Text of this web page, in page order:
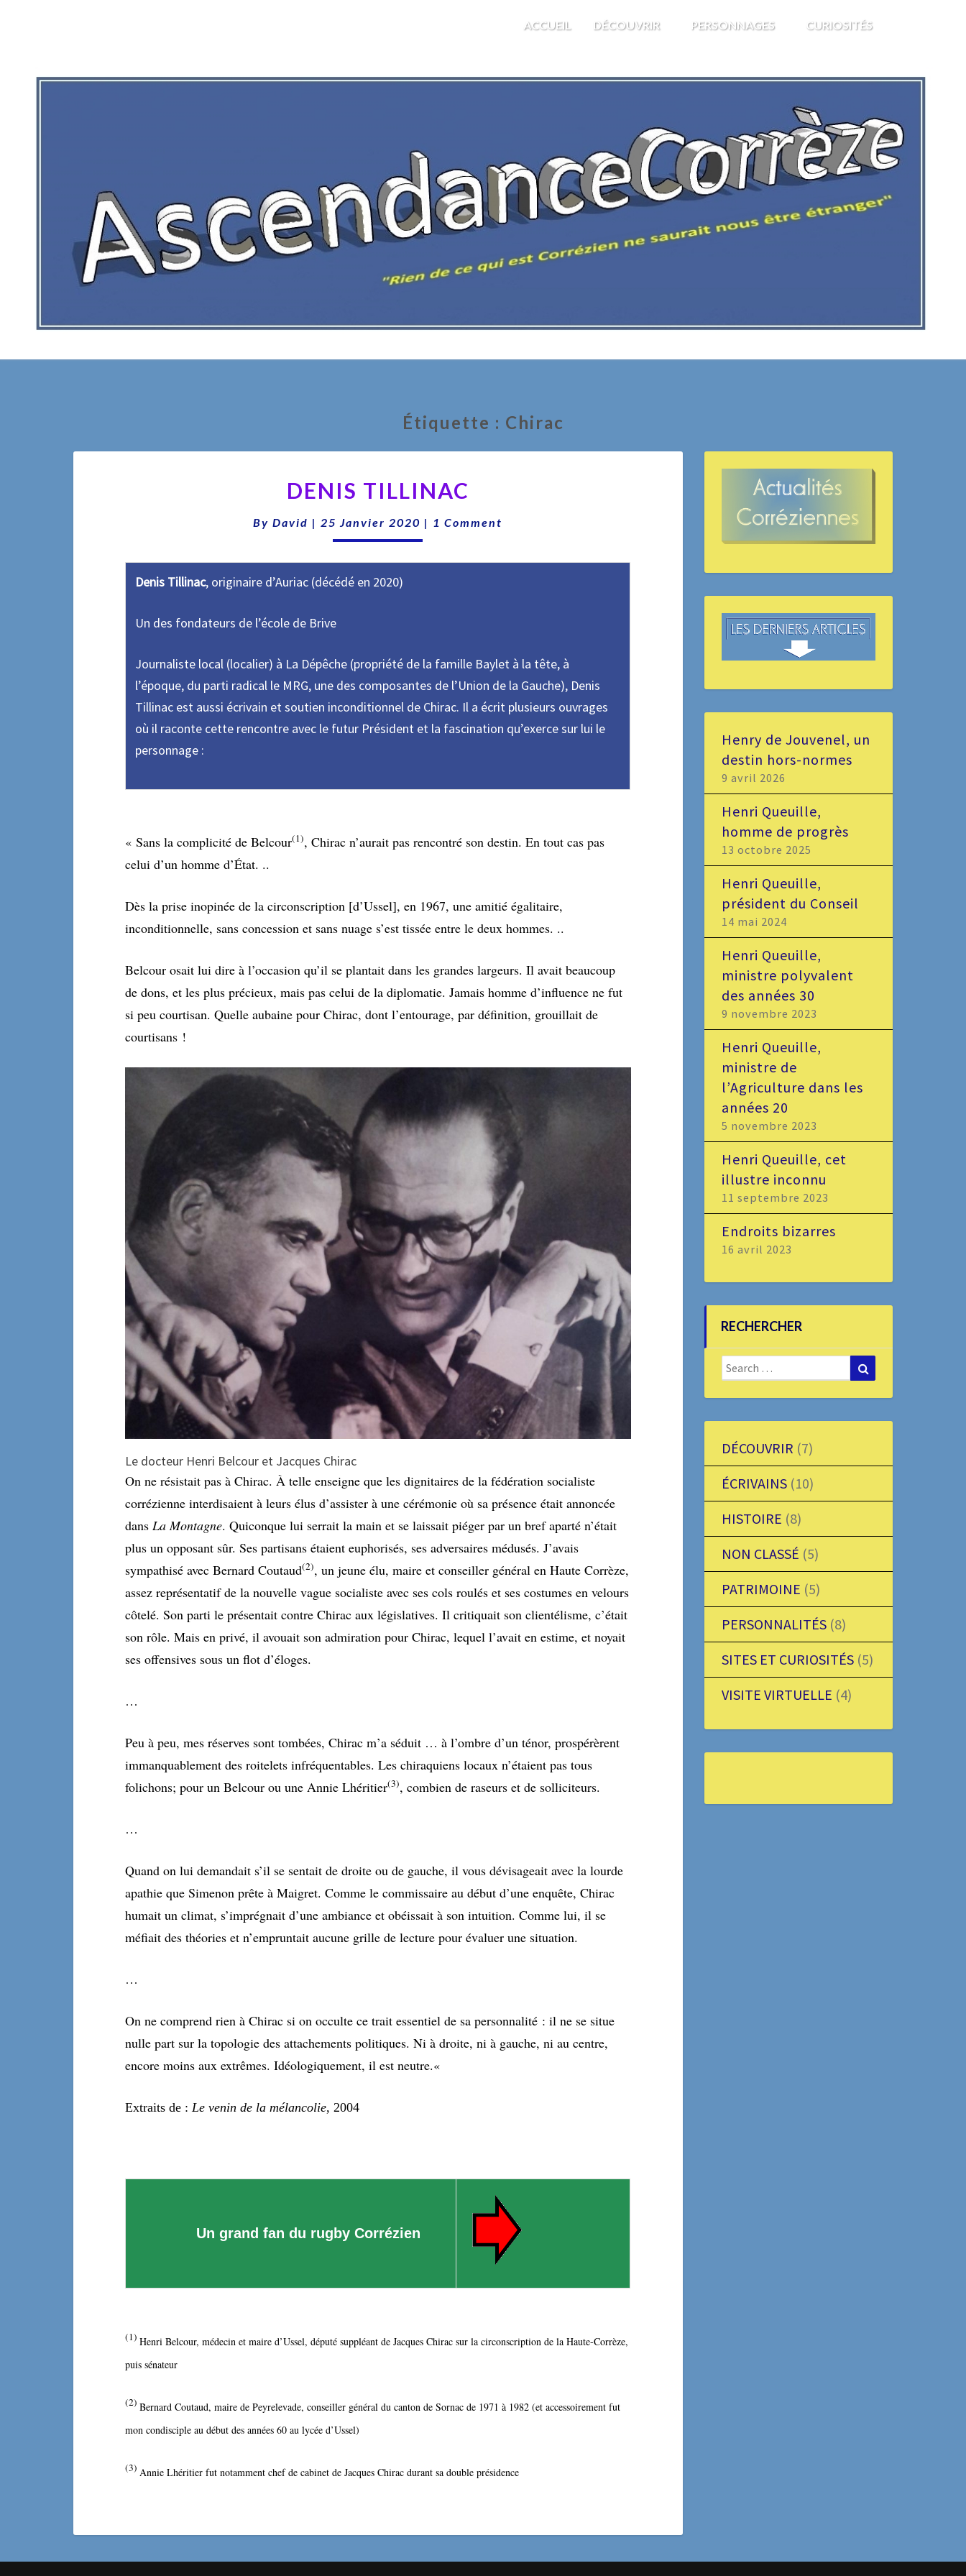
ACCUEIL DÉCOUVRIR PERSONNAGES CURIOSITÉS
Étiquette : Chirac
TILLINAC
DENIS TILLINAC
ByDavid |25 Janvier 2020 | Comments
1 Comment
Denis Tillinac, originaire d’Auriac (décédé en 2020)
Un des fondateurs de l’école de Brive
Journaliste local (localier) à La Dépêche (propriété de la famille Baylet à la tête, à
l’époque, du parti radical le MRG, une des composantes de l’Union de la Gauche), Denis
Tillinac est aussi écrivain et soutien inconditionnel de Chirac. Il a écrit plusieurs ouvrages
où il raconte cette rencontre avec le futur Président et la fascination qu’exerce sur lui le
personnage :
« Sans la complicité de Belcour(1), Chirac n’aurait pas rencontré son destin. En tout cas pas
celui d’un homme d’État. ..
Dès la prise inopinée de la circonscription [d’Ussel], en 1967, une amitié égalitaire,
inconditionnelle, sans concession et sans nuage s’est tissée entre le deux hommes. ..
Belcour osait lui dire à l’occasion qu’il se plantait dans les grandes largeurs. Il avait beaucoup
de dons, et les plus précieux, mais pas celui de la diplomatie. Jamais homme d’influence ne fut
si peu courtisan. Quelle aubaine pour Chirac, dont l’entourage, par définition, grouillait de
courtisans !
Le docteur Henri Belcour et Jacques Chirac
On ne résistait pas à Chirac. À telle enseigne que les dignitaires de la fédération socialiste
corrézienne interdisaient à leurs élus d’assister à une cérémonie où sa présence était annoncée
dans La Montagne. Quiconque lui serrait la main et se laissait piéger par un bref aparté n’était
plus un opposant sûr. Ses partisans étaient euphorisés, ses adversaires médusés. J’avais
sympathisé avec Bernard Coutaud(2), un jeune élu, maire et conseiller général en Haute Corrèze,
assez représentatif de la nouvelle vague socialiste avec ses cols roulés et ses costumes en velours
côtelé. Son parti le présentait contre Chirac aux législatives. Il critiquait son clientélisme, c’était
son rôle. Mais en privé, il avouait son admiration pour Chirac, lequel l’avait en estime, et noyait
ses offensives sous un flot d’éloges.
…
Peu à peu, mes réserves sont tombées, Chirac m’a séduit … à l’ombre d’un ténor, prospérèrent
immanquablement des roitelets infréquentables. Les chiraquiens locaux n’étaient pas tous
folichons; pour un Belcour ou une Annie Lhéritier(3), combien de raseurs et de solliciteurs.
…
Quand on lui demandait s’il se sentait de droite ou de gauche, il vous dévisageait avec la lourde
apathie que Simenon prête à Maigret. Comme le commissaire au début d’une enquête, Chirac
humait un climat, s’imprégnait d’une ambiance et obéissait à son intuition. Comme lui, il se
méfiait des théories et n’empruntait aucune grille de lecture pour évaluer une situation.
…
On ne comprend rien à Chirac si on occulte ce trait essentiel de sa personnalité : il ne se situe
nulle part sur la topologie des attachements politiques. Ni à droite, ni à gauche, ni au centre,
encore moins aux extrêmes. Idéologiquement, il est neutre.«
Extraits de : Le venin de la mélancolie, 2004
Un grand fan du rugby Corrézien
(1) Henri Belcour, médecin et maire d’Ussel, député suppléant de Jacques Chirac sur la circonscription de la Haute-Corrèze,
puis sénateur
(2) Bernard Coutaud, maire de Peyrelevade, conseiller général du canton de Sornac de 1971 à 1982 (et accessoirement fut
mon condisciple au début des années 60 au lycée d’Ussel)
(3) Annie Lhéritier fut notamment chef de cabinet de Jacques Chirac durant sa double présidence
Henry de Jouvenel, un
destin hors-normes
9 avril 2026
Henri Queuille,
homme de progrès
13 octobre 2025
Henri Queuille,
président du Conseil
14 mai 2024
Henri Queuille,
ministre polyvalent
des années 30
9 novembre 2023
Henri Queuille,
ministre de
l’Agriculture dans les
années 20
5 novembre 2023
Henri Queuille, cet
illustre inconnu
11 septembre 2023
Endroits bizarres
16 avril 2023
RECHERCHER
Search
for:
DÉCOUVRIR (7)
ÉCRIVAINS(10)
HISTOIRE (8)
NON CLASSÉ (5)
PATRIMOINE (5)
PERSONNALITÉS(8)
SITES ET CURIOSITÉS(5)
VISITE VIRTUELLE (4)